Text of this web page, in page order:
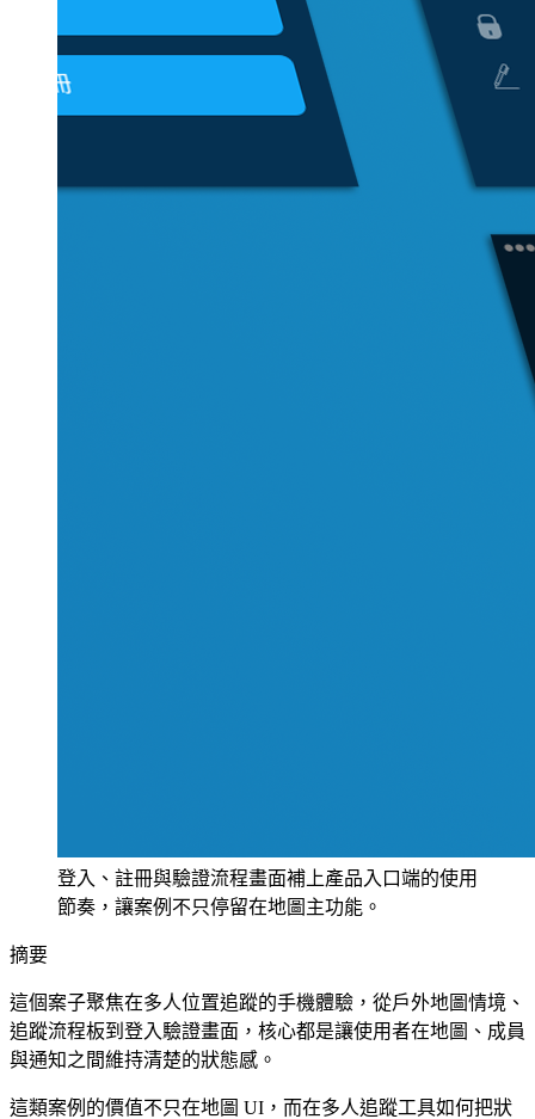
登入、註冊與驗證流程畫面補上產品入口端的使用
節奏，讓案例不只停留在地圖主功能。
摘要
這個案子聚焦在多人位置追蹤的手機體驗，從戶外地圖情境、
追蹤流程板到登入驗證畫面，核心都是讓使用者在地圖、成員
與通知之間維持清楚的狀態感。
這類案例的價值不只在地圖 UI，而在多人追蹤工具如何把狀